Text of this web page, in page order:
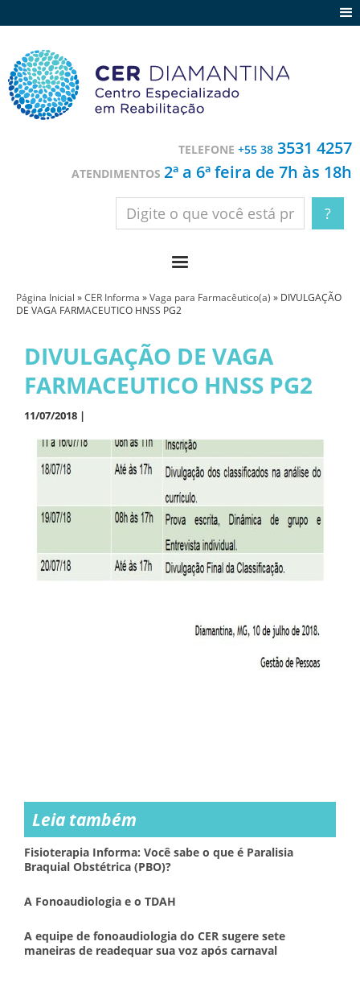
Contato
TELEFONE +55 38 3531 4257
ATENDIMENTOS 2ª a 6ª feira de 7h às 18h
Página Inicial »CER Informa »Vaga para Farmacêutico(a) » DIVULGAÇÃO
DE VAGA FARMACEUTICO HNSS PG2
DIVULGAÇÃO DE VAGA
FARMACEUTICO HNSS PG2
11/07/2018 |
Leia também
Fisioterapia Informa: Você sabe o que é Paralisia
Braquial Obstétrica (PBO)?
A Fonoaudiologia e o TDAH
A equipe de fonoaudiologia do CER sugere sete
maneiras de readequar sua voz após carnaval